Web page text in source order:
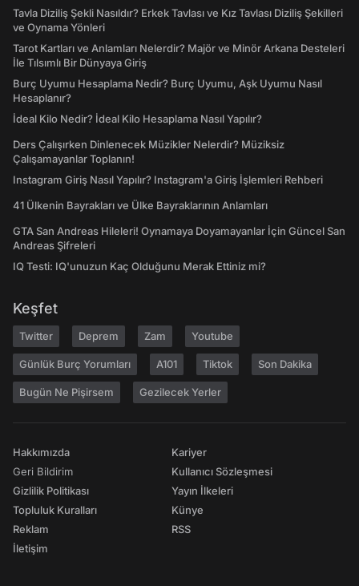
Tavla Diziliş Şekli Nasıldır? Erkek Tavlası ve Kız Tavlası Diziliş Şekilleri
ve Oynama Yönleri
Tarot Kartları ve Anlamları Nelerdir? Majör ve Minör Arkana Desteleri
İle Tılsımlı Bir Dünyaya Giriş
Burç Uyumu Hesaplama Nedir? Burç Uyumu, Aşk Uyumu Nasıl
Hesaplanır?
İdeal Kilo Nedir? İdeal Kilo Hesaplama Nasıl Yapılır?
Ders Çalışırken Dinlenecek Müzikler Nelerdir? Müziksiz
Çalışamayanlar Toplanın!
Instagram Giriş Nasıl Yapılır? Instagram'a Giriş İşlemleri Rehberi
41 Ülkenin Bayrakları ve Ülke Bayraklarının Anlamları
GTA San Andreas Hileleri! Oynamaya Doyamayanlar İçin Güncel San
Andreas Şifreleri
IQ Testi: IQ'unuzun Kaç Olduğunu Merak Ettiniz mi?
Keşfet
Twitter Deprem Zam Youtube
Günlük Burç Yorumları A101 Tiktok Son Dakika
Bugün Ne Pişirsem Gezilecek Yerler
Hakkımızda
Geri Bildirim
Gizlilik Politikası
Topluluk Kuralları
Reklam
İletişim
Kariyer
Kullanıcı Sözleşmesi
Yayın İlkeleri
Künye
RSS